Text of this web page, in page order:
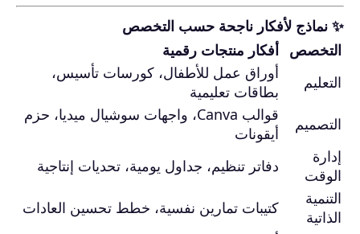
✨ نماذج لأفكار ناجحة حسب التخصص
التخصص أفكار منتجات رقمية
التعليم
أوراق عمل للأطفال، كورسات تأسيس،
بطاقات تعليمية
التصميم
قوالب Canva، واجهات سوشيال ميديا، حزم
أيقونات
إدارة
الوقت
دفاتر تنظيم، جداول يومية، تحديات إنتاجية
التنمية
الذاتية
كتيبات تمارين نفسية، خطط تحسين العادات